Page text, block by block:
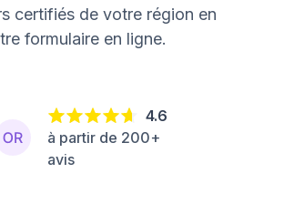
certifiés de votre région en
formulaire en ligne.
4.6
à partir de 200+
avis